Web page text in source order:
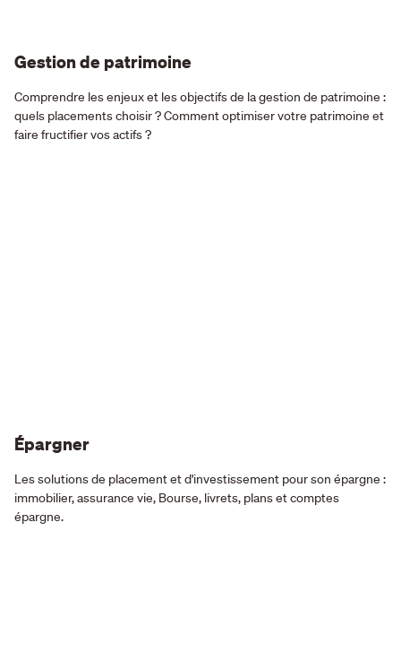
Gestion de patrimoine
Comprendre les enjeux et les objectifs de la gestion de patrimoine :
quels placements choisir ? Comment optimiser votre patrimoine et
faire fructifier vos actifs ?
Épargner
Les solutions de placement et d'investissement pour son épargne :
immobilier, assurance vie, Bourse, livrets, plans et comptes
épargne.